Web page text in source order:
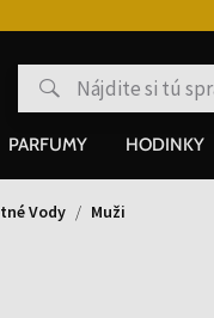
PARFUMY HODINKY
Vody Muži